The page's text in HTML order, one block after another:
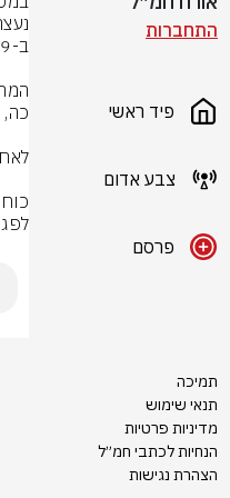
התחברות
פיד ראשי
צבע אדום
פרסם
תמיכה
תנאי שימוש
מדיניות פרטיות
הנחיות לכתבי חמ״ל
הצהרת נגישות